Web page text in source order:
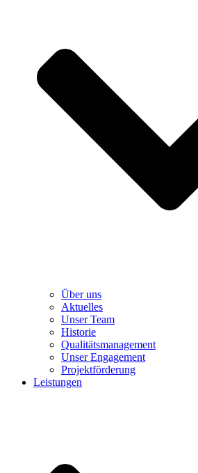
Über uns
Aktuelles
Unser Team
Historie
Qualitätsmanagement
Unser Engagement
Projektförderung
Leistungen